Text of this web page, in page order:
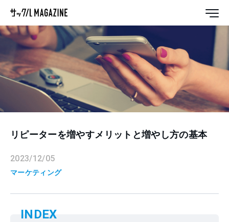
リピーターを増やすメリットと増やし方の基本
2023/12/05
マーケティング
INDEX